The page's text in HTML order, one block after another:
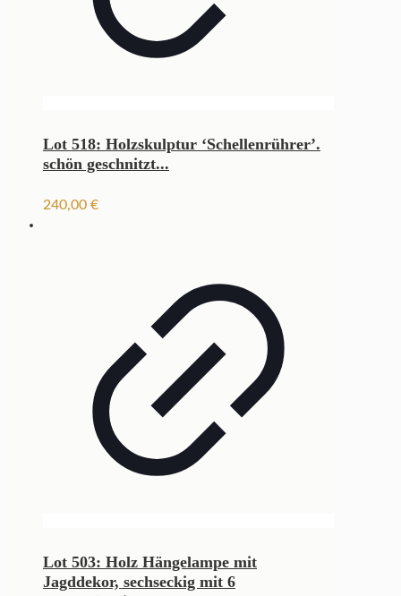
Lot 518: Holzskulptur ‘Schellenrührer’.
schön geschnitzt...
240,00 €
Lot 503: Holz Hängelampe mit
Jagddekor, sechseckig mit 6